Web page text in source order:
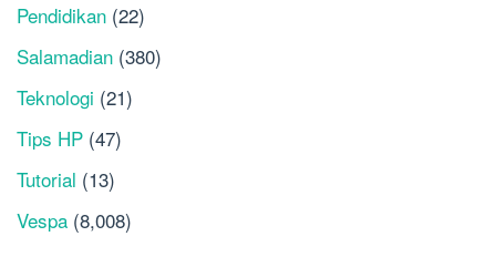
Pendidikan (22)
Salamadian (380)
Teknologi (21)
Tips HP (47)
Tutorial (13)
Vespa (8,008)